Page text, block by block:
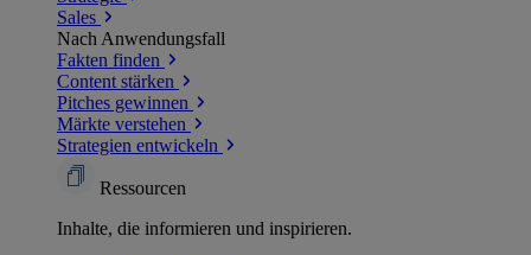
Sales
Nach Anwendungsfall
Fakten finden
Content stärken
Pitches gewinnen
Märkte verstehen
Strategien entwickeln
Ressourcen
Inhalte, die informieren und inspirieren.